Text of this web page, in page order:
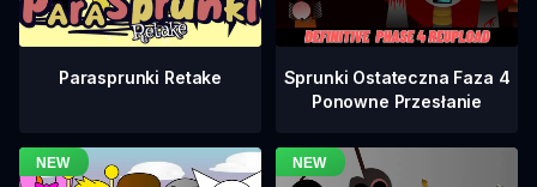
Parasprunki Retake
Sprunki Ostateczna Faza 4
Ponowne Przesłanie